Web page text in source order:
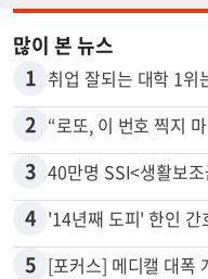
많이 본 뉴스
1 취업 잘되는 대학 1
2 “로또, 이 번호 찍지
3 40만명 SSI<생활보
4 '14년째 도피' 한인
5 [포커스] 메디캘 대